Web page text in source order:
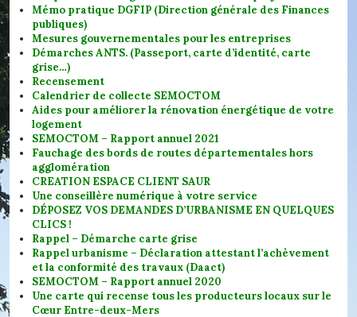
Mémo pratique DGFIP (Direction générale des Finances
publiques)
Mesures gouvernementales pour les entreprises
Démarches ANTS. (Passeport, carte d’identité, carte
grise…)
Recensement
Calendrier de collecte SEMOCTOM
Aides pour améliorer la rénovation énergétique de votre
logement
SEMOCTOM – Rapport annuel 2021
Fauchage des bords de routes départementales hors
agglomération
CREATION ESPACE CLIENT SAUR
Une conseillère numérique à votre service
DÉPOSEZ VOS DEMANDES D’URBANISME EN QUELQUES
CLICS !
Rappel – Démarche carte grise
Rappel urbanisme – Déclaration attestant l’achèvement
et la conformité des travaux (Daact)
SEMOCTOM – Rapport annuel 2020
Une carte qui recense tous les producteurs locaux sur le
Cœur Entre-deux-Mers